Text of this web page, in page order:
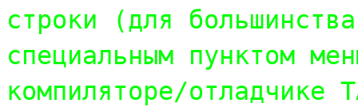
строки (для
специальным пунктом
компиляторе/отладчике